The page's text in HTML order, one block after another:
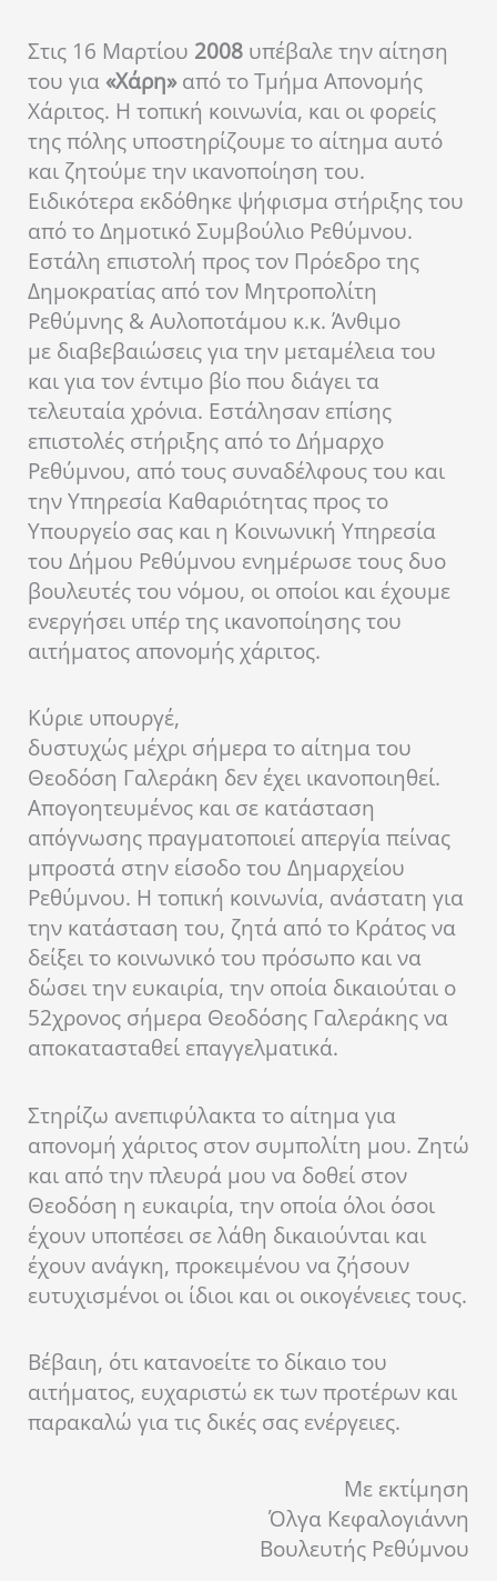
Στις 16 Μαρτίου 2008 υπέβαλε την αίτηση
του για«Χάρη»από το Τμήμα Απονομής
Χάριτος. Η τοπική κοινωνία, και οι φορείς
της πόλης υποστηρίζουμε το αίτημα αυτό
και ζητούμε την ικανοποίηση του.
Ειδικότερα εκδόθηκε ψήφισμα στήριξης του
από το Δημοτικό Συμβούλιο Ρεθύμνου.
Εστάλη επιστολή προς τον Πρόεδρο της
Δημοκρατίας από τον Μητροπολίτη
Ρεθύμνης & Αυλοποτάμου κ.κ. Άνθιμο
με διαβεβαιώσεις για την μεταμέλεια του
και για τον έντιμο βίο που διάγει τα
τελευταία χρόνια. Εστάλησαν επίσης
επιστολές στήριξης από το Δήμαρχο
Ρεθύμνου, από τους συναδέλφους του και
την Υπηρεσία Καθαριότητας προς το
Υπουργείο σας και η Κοινωνική Υπηρεσία
του Δήμου Ρεθύμνου ενημέρωσε τους δυο
βουλευτές του νόμου, οι οποίοι και έχουμε
ενεργήσει υπέρ της ικανοποίησης του
αιτήματος απονομής χάριτος.
Κύριε υπουργέ,
δυστυχώς μέχρι σήμερα το αίτημα του
Θεοδόση Γαλεράκη δεν έχει ικανοποιηθεί.
Απογοητευμένος και σε κατάσταση
απόγνωσης πραγματοποιεί απεργία πείνας
μπροστά στην είσοδο του Δημαρχείου
Ρεθύμνου. Η τοπική κοινωνία, ανάστατη για
την κατάσταση του, ζητά από το Κράτος να
δείξει το κοινωνικό του πρόσωπο και να
δώσει την ευκαιρία, την οποία δικαιούται ο
52χρονος σήμερα Θεοδόσης Γαλεράκης να
αποκατασταθεί επαγγελματικά.
Στηρίζω ανεπιφύλακτα το αίτημα για
απονομή χάριτος στον συμπολίτη μου. Ζητώ
και από την πλευρά μου να δοθεί στον
Θεοδόση η ευκαιρία, την οποία όλοι όσοι
έχουν υποπέσει σε λάθη δικαιούνται και
έχουν ανάγκη, προκειμένου να ζήσουν
ευτυχισμένοι οι ίδιοι και οι οικογένειες τους.
Βέβαιη, ότι κατανοείτε το δίκαιο του
αιτήματος, ευχαριστώ εκ των προτέρων και
παρακαλώ για τις δικές σας ενέργειες.
Με εκτίμηση
Όλγα Κεφαλογιάννη
Βουλευτής Ρεθύμνου